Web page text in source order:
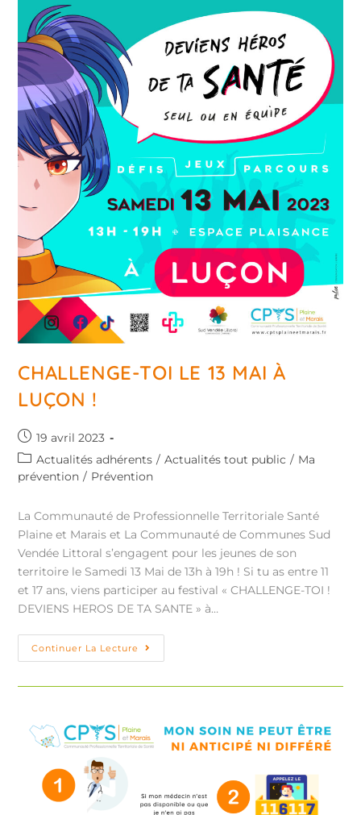
CHALLENGE-TOI LE 13 MAI À
LUÇON !
19 avril 2023
Actualités adhérents / Actualités tout public / Ma
prévention / Prévention
La Communauté de Professionnelle Territoriale Santé
Plaine et Marais et La Communauté de Communes Sud
Vendée Littoral s’engagent pour les jeunes de son
territoire le Samedi 13 Mai de 13h à 19h ! Si tu as entre 11
et 17 ans, viens participer au festival « CHALLENGE-TOI !
DEVIENS HEROS DE TA SANTE » à…
Continuer La Lecture